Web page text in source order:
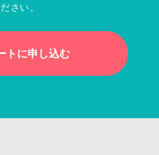
さい。
トに申し込む